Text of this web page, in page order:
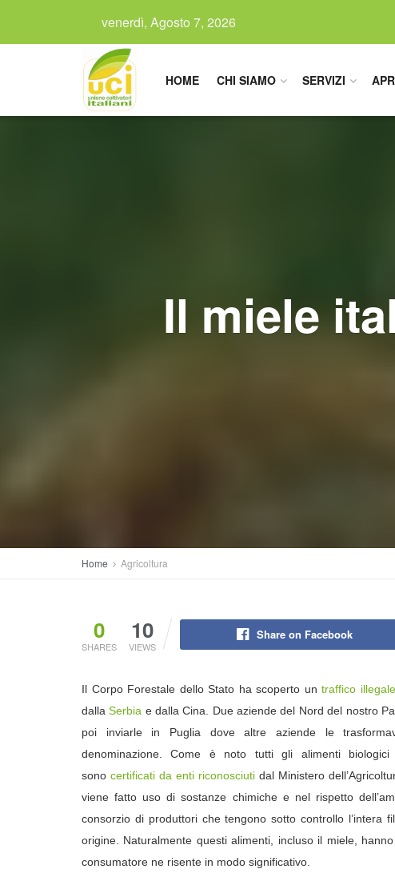
venerdì, Agosto 7, 2026
HOME CHI SIAMO SERVIZI
Il miele
Home Agricoltura
0
SHARES
10
VIEWS
Share on Facebook
Il Corpo Forestale dello Stato ha scoperto un traffico
dallaSerbia e dalla Cina. Due aziende del Nord del nostro
poi inviarle in Puglia dove altre aziende le
denominazione.Come è noto tutti gli alimenti biologici
sono certificati da enti riconosciuti dal Ministero
viene fatto uso di sostanze chimiche e nel rispetto
consorzio di produttori che tengono sotto controllo l’intera
origine. Naturalmente questi alimenti, incluso il miele,
consumatore ne risente in modo significativo.